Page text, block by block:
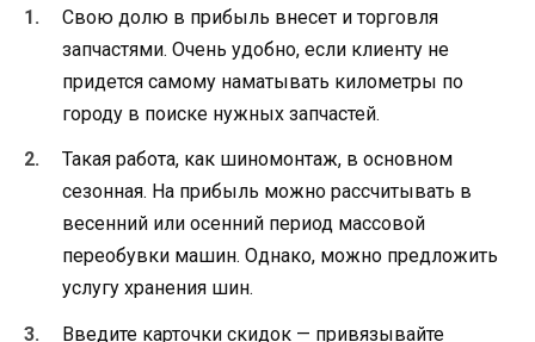
Свою долю в прибыль внесет и торговля
запчастями. Очень удобно, если клиенту не
придется самому наматывать километры по
городу в поиске нужных запчастей.
Такая работа, как шиномонтаж, в основном
сезонная. На прибыль можно рассчитывать в
весенний или осенний период массовой
переобувки машин. Однако, можно предложить
услугу хранения шин.
Введите карточки скидок — привязывайте